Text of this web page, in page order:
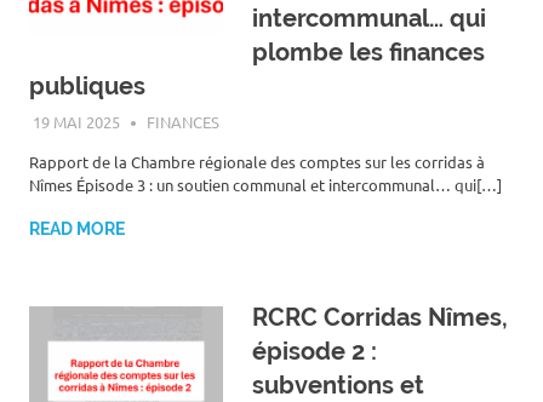
intercommunal… qui
plombe les finances
publiques
19 MAI 2025 ROGER LAHANA
FINANCES
Rapport de la Chambre régionale des comptes sur les corridas à
Nîmes Épisode 3 : un soutien communal et intercommunal… qui[…]
READ MORE
RCRC Corridas Nîmes,
épisode 2 :
subventions et